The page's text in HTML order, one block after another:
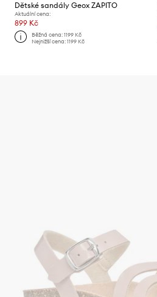
Dětské sandály Geox ZAPITO
Aktuální cena:
899 Kč
Běžná cena:1199 Kč
Nejnižší cena:1199 Kč